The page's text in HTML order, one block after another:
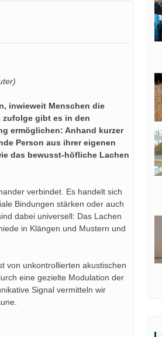
inwieweit Menschen die
zufolge gibt es in den
ermöglichen: Anhand kurzer
Person aus ihrer eigenen
das bewusst-höfliche Lachen
verbindet. Es handelt sich
Bindungen stärken oder auch
dabei universell: Das Lachen
in Klängen und Mustern und
von unkontrollierten akustischen
eine gezielte Modulation der
Signal vermitteln wir